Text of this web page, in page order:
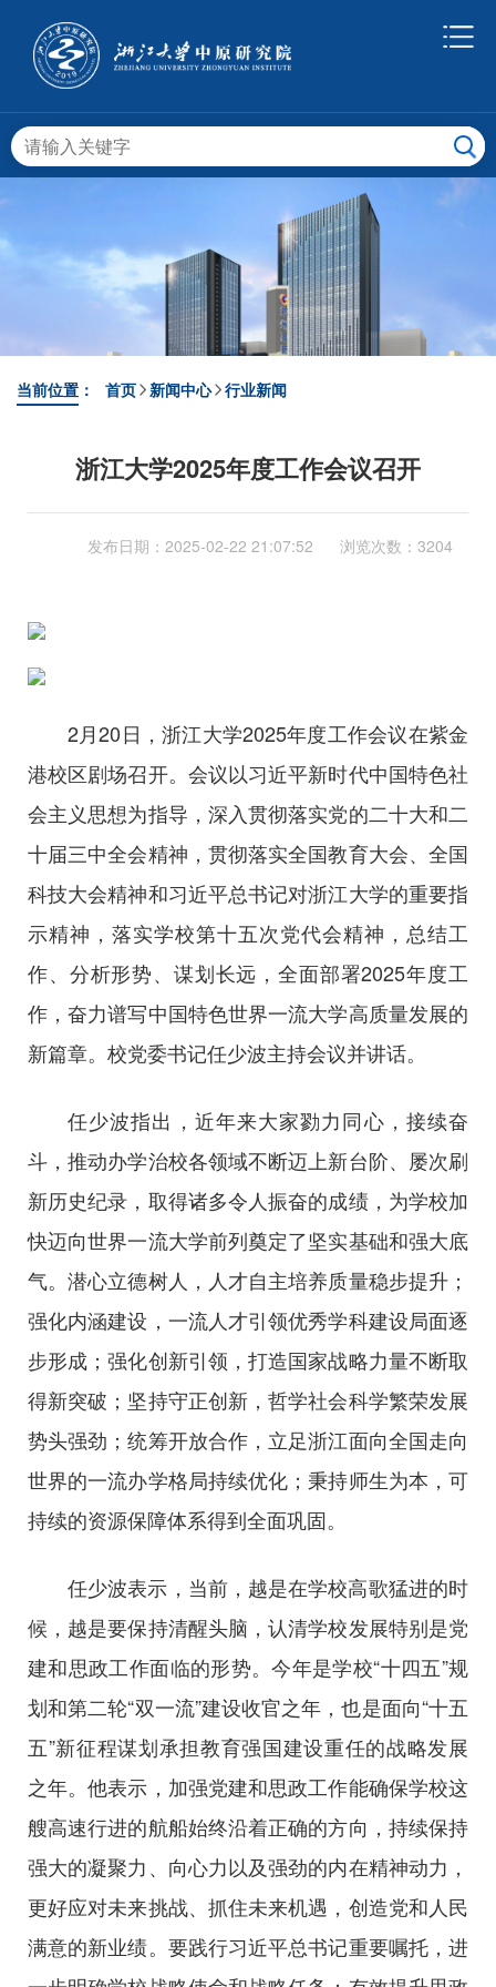
当前位置： 首页 新闻中心 行业新闻
浙江大学2025年度工作会议召开
发布日期： 2025-02-22 21:07:52 浏览次数：3204
2月20日，浙江大学2025年度工作会议在紫金
港校区剧场召开。会议以习近平新时代中国特色社
会主义思想为指导，深入贯彻落实党的二十大和二
十届三中全会精神，贯彻落实全国教育大会、全国
科技大会精神和习近平总书记对浙江大学的重要指
示精神，落实学校第十五次党代会精神，总结工
作、分析形势、谋划长远，全面部署2025年度工
作，奋力谱写中国特色世界一流大学高质量发展的
新篇章。校党委书记任少波主持会议并讲话。
任少波指出，近年来大家勠力同心，接续奋
斗，推动办学治校各领域不断迈上新台阶、屡次刷
新历史纪录，取得诸多令人振奋的成绩，为学校加
快迈向世界一流大学前列奠定了坚实基础和强大底
气。潜心立德树人，人才自主培养质量稳步提升；
强化内涵建设，一流人才引领优秀学科建设局面逐
步形成；强化创新引领，打造国家战略力量不断取
得新突破；坚持守正创新，哲学社会科学繁荣发展
势头强劲；统筹开放合作，立足浙江面向全国走向
世界的一流办学格局持续优化；秉持师生为本，可
持续的资源保障体系得到全面巩固。
任少波表示，当前，越是在学校高歌猛进的时
候，越是要保持清醒头脑，认清学校发展特别是党
建和思政工作面临的形势。今年是学校“十四五”规
划和第二轮“双一流”建设收官之年，也是面向“十五
五”新征程谋划承担教育强国建设重任的战略发展
之年。他表示，加强党建和思政工作能确保学校这
艘高速行进的航船始终沿着正确的方向，持续保持
强大的凝聚力、向心力以及强劲的内在精神动力，
更好应对未来挑战、抓住未来机遇，创造党和人民
满意的新业绩。要践行习近平总书记重要嘱托，进